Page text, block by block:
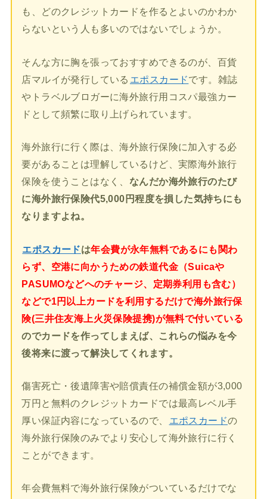
も、どのクレジットカードを作るとよいのかわか
らないという人も多いのではないでしょうか。
そんな方に胸を張っておすすめできるのが、百貨
店マルイが発行している エポスカードです。雑誌
やトラベルブロガーに海外旅行用コスパ最強カー
ドとして頻繁に取り上げられています。
海外旅行に行く際は、海外旅行保険に加入する必
要があることは理解しているけど、実際海外旅行
保険を使うことはなく、 なんだか海外旅行のたび
に海外旅行保険代5,000円程度を損した気持ちにも
なりますよね。
エポスカードは年会費が永年無料であるにも関わ
らず、空港に向かうための鉄道代金（Suicaや
PASUMOなどへのチャージ、定期券利用も含む）
などで1円以上カードを利用するだけで海外旅行保
険(三井住友海上火災保険提携)が無料で付いている
のでカードを作ってしまえば、これらの悩みを今
後将来に渡って解決してくれます。
傷害死亡・後遺障害や賠償責任の補償金額が3,000
万円と無料のクレジットカードでは最高レベル手
厚い保証内容になっているので、
エポスカードの
海外旅行保険のみでより安心して海外旅行に行く
ことができます。
年会費無料で海外旅行保険がついているだけでな